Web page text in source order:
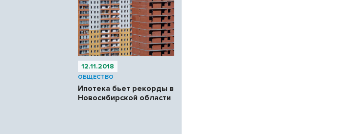
12.11.2018
ОБЩЕСТВО
Ипотека бьет рекорды в
Новосибирской области